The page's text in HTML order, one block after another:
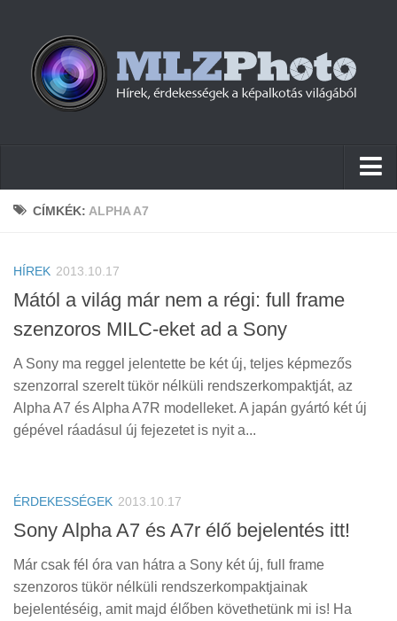
Hírek
Cikkek
Szoftver
Firmware
Tudástár
Tanácsok
Érdekességek
E-BB
CÍMKÉK: ALPHA A7
HÍREK 2013.10.17
Mától a világ már nem a régi: full frame
szenzoros MILC-eket ad a Sony
A Sony ma reggel jelentette be két új, teljes képmezős
szenzorral szerelt tükör nélküli rendszerkompaktját, az
Alpha A7 és Alpha A7R modelleket. A japán gyártó két új
gépével ráadásul új fejezetet is nyit a...
ÉRDEKESSÉGEK 2013.10.17
Sony Alpha A7 és A7r élő bejelentés itt!
Már csak fél óra van hátra a Sony két új, full frame
szenzoros tükör nélküli rendszerkompaktjainak
bejelentéséig, amit majd élőben követhetünk mi is! Ha